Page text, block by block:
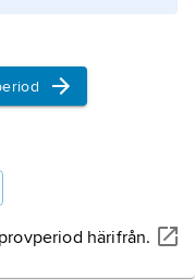
härifrån.